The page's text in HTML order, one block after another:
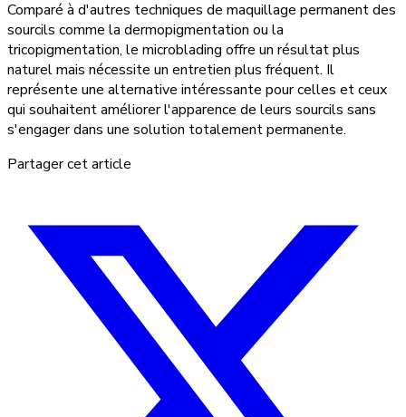
Comparé à d'autres techniques de maquillage permanent des
sourcils comme la dermopigmentation ou la
tricopigmentation, le microblading offre un résultat plus
naturel mais nécessite un entretien plus fréquent. Il
représente une alternative intéressante pour celles et ceux
qui souhaitent améliorer l'apparence de leurs sourcils sans
s'engager dans une solution totalement permanente.
Partager cet article